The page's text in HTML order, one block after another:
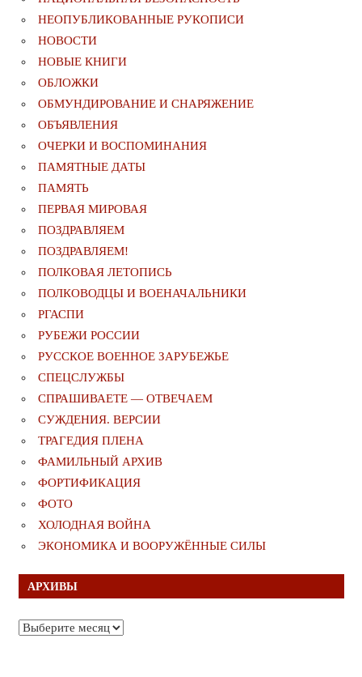
НЕОПУБЛИКОВАННЫЕ РУКОПИСИ
НОВОСТИ
НОВЫЕ КНИГИ
ОБЛОЖКИ
ОБМУНДИРОВАНИЕ И СНАРЯЖЕНИЕ
ОБЪЯВЛЕНИЯ
ОЧЕРКИ И ВОСПОМИНАНИЯ
ПАМЯТНЫЕ ДАТЫ
ПАМЯТЬ
ПЕРВАЯ МИРОВАЯ
ПОЗДРАВЛЯЕМ
ПОЗДРАВЛЯЕМ!
ПОЛКОВАЯ ЛЕТОПИСЬ
ПОЛКОВОДЦЫ И ВОЕНАЧАЛЬНИКИ
РГАСПИ
РУБЕЖИ РОССИИ
РУССКОЕ ВОЕННОЕ ЗАРУБЕЖЬЕ
СПЕЦСЛУЖБЫ
СПРАШИВАЕТЕ — ОТВЕЧАЕМ
СУЖДЕНИЯ. ВЕРСИИ
ТРАГЕДИЯ ПЛЕНА
ФАМИЛЬНЫЙ АРХИВ
ФОРТИФИКАЦИЯ
ФОТО
ХОЛОДНАЯ ВОЙНА
ЭКОНОМИКА И ВООРУЖЁННЫЕ СИЛЫ
АРХИВЫ
Архивы